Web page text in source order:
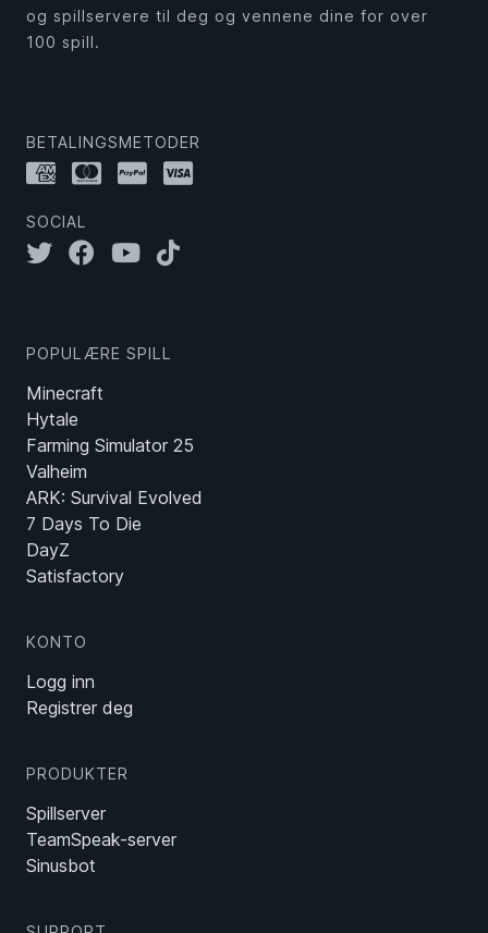
og spillservere til deg og vennene dine for over
100 spill.
BETALINGSMETODER
SOCIAL
POPULÆRE SPILL
Minecraft
Hytale
Farming Simulator 25
Valheim
ARK: Survival Evolved
7 Days To Die
DayZ
Satisfactory
KONTO
Logg inn
Registrer deg
PRODUKTER
Spillserver
TeamSpeak-server
Sinusbot